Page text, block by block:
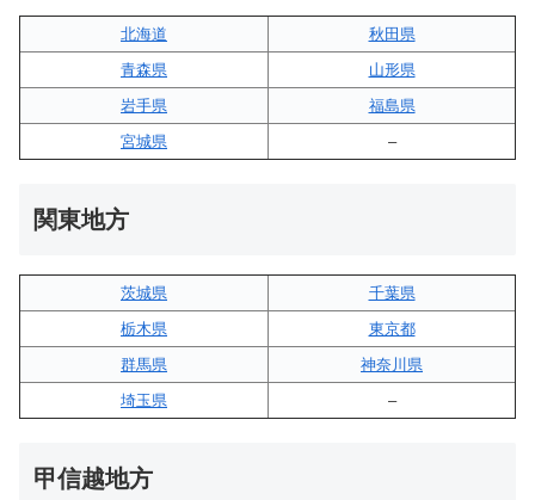
北海道
秋田県
青森県
山形県
岩手県
福島県
宮城県
–
関東地方
茨城県
千葉県
栃木県
東京都
群馬県
神奈川県
埼玉県
–
甲信越地方